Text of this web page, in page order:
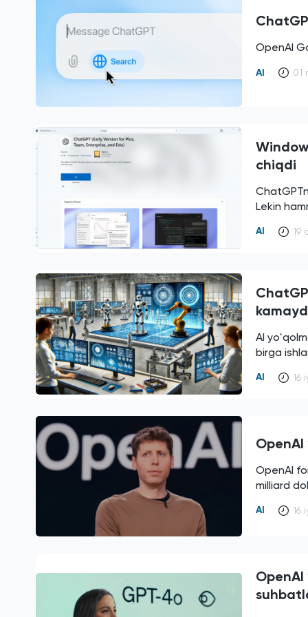
OpenAI
AI 01
chiqdi
Lekin
AI 19
AI
birga
AI 16
OpenAI
milliard
AI 16